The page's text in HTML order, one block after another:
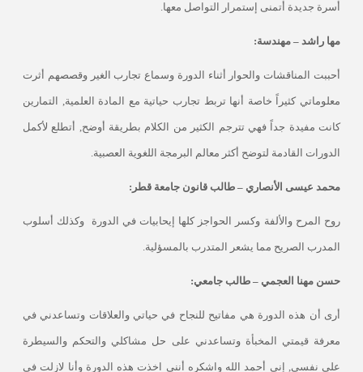
أسرة جديدة أتمنى إستمرار التواصل معها.
مها راشد – مهندسة:
أحببت المناقشات والحوار أثناء الدورة وسماع تجارب الغير وقصصهم أثرت
معلوماتي كثيراً خاصة أنها تربط تجارب حياتية مع المادة العلمية, التمارين
كانت مفيدة جداً فهي تترجم الكثير من الكلام بطريقة أوضح, أتطلع لأكمل
الدورات القادمة لتوضح أكثر معالم البرمجة اللغوية العصبية.
محمد عيسى الأنصاري – طالب قانون جامعة قطر:
روح المرح والألفة وكسر الحواجز كلها إيحابيات في الدورة وكذلك أسلوب
المدرب الصريح مما يشعر المتدرب بالمسؤلية.
حسن مهنا العجمي – طالب جامعي:
أرى أن هذه الدورة هي مفاتيح للنجاح في حياتي والعلاقات وتساعدني في
معرفة قيمتي المخبأة وتساعدني على حل مشاكلي والتحكم والسيطرة
على نفسي, إني أحمد الله واشكره أنني اخذت هذه الدورة وأنا لازلت في